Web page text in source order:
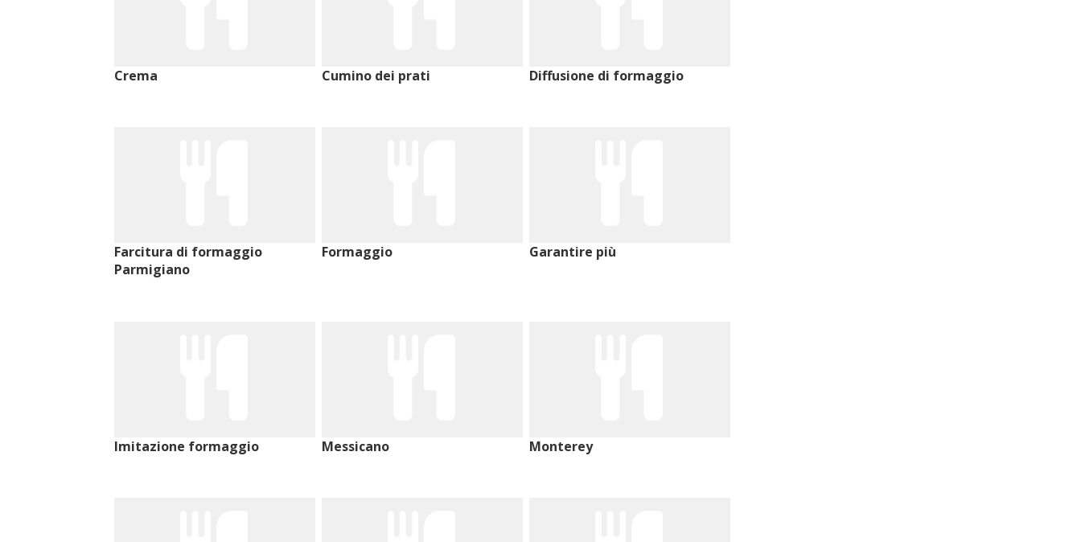
Crema Cumino dei prati Diffusione di formaggio
Farcitura di formaggio
Parmigiano
Formaggio Garantire più
Imitazione formaggio Messicano Monterey